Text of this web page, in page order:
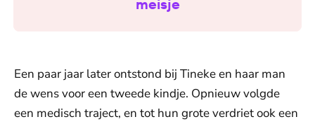
meisje
Een paar jaar later ontstond bij Tineke en haar man
de wens voor een tweede kindje. Opnieuw volgde
een medisch traject, en tot hun grote verdriet ook een